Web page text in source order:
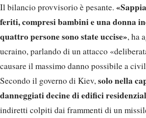
Il bilancio provvisorio è pesante.
feriti, compresi bambini e una donna
quattro persone sono state uccise», ha
ucraino, parlando di un attacco
causare il massimo danno possibile a
Secondo il governo di Kiev, solo nella
danneggiati decine di edifici
indiretti colpiti dai frammenti di un